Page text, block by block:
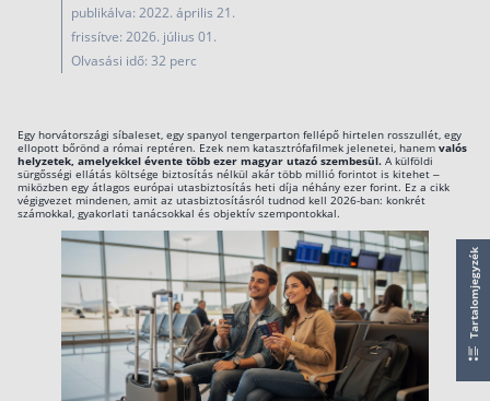
Nyugdíjbiztosítás vagy NYESZ? Melyik a jobb?
Melyik a legolcsóbb nyugdíjbiztosítás?
KATA Nyugdíj: így használd ki az
Nyugdíjbiztosítás kalkulátor
Nyugdíjbiztosítás hozamok
Nyugdíjbiztosítás költségek
Életbiztosítások
Balesetbiztosítás
Csoportos életbiztosítás
publikálva: 2022. április 21.
frissítve: 2026. július 01.
Olvasási idő: 32 perc
Egy horvátországi síbaleset, egy spanyol tengerparton fellépő hirtelen rosszullét, egy
ellopott bőrönd a római reptéren. Ezek nem katasztrófafilmek jelenetei, hanem valós
helyzetek, amelyekkel évente több ezer magyar utazó szembesül. A külföldi
sürgősségi ellátás költsége biztosítás nélkül akár több millió forintot is kitehet –
miközben egy átlagos európai utasbiztosítás heti díja néhány ezer forint. Ez a cikk
végigvezet mindenen, amit az utasbiztosításról tudnod kell 2026-ban: konkrét
számokkal, gyakorlati tanácsokkal és objektív szempontokkal.
Tartalomjegyzék